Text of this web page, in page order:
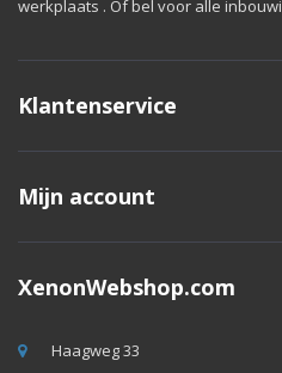
werkplaats . Of bel voor alle
Klantenservice
Mijn account
XenonWebshop.com
Haagweg 33